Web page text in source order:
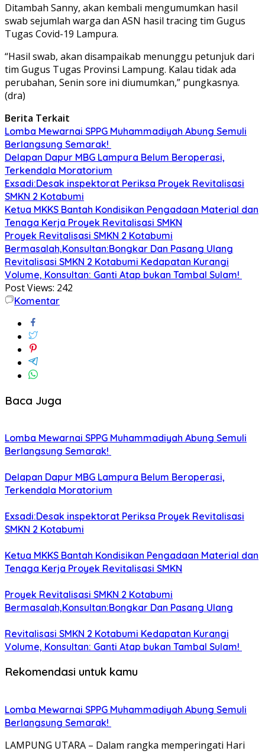
Ditambah Sanny, akan kembali mengumumkan hasil
swab sejumlah warga dan ASN hasil tracing tim Gugus
Tugas Covid-19 Lampura.
“Hasil swab, akan disampaikab menunggu petunjuk dari
tim Gugus Tugas Provinsi Lampung. Kalau tidak ada
perubahan, Senin sore ini diumumkan,” pungkasnya.
(dra)
Berita Terkait
Lomba Mewarnai SPPG Muhammadiyah Abung Semuli
Berlangsung Semarak!
Delapan Dapur MBG Lampura Belum Beroperasi,
Terkendala Moratorium
Exsadi:Desak inspektorat Periksa Proyek Revitalisasi
SMKN 2 Kotabumi
Ketua MKKS Bantah Kondisikan Pengadaan Material dan
Tenaga Kerja Proyek Revitalisasi SMKN
Proyek Revitalisasi SMKN 2 Kotabumi
Bermasalah,Konsultan:Bongkar Dan Pasang Ulang
Revitalisasi SMKN 2 Kotabumi Kedapatan Kurangi
Volume, Konsultan: Ganti Atap bukan Tambal Sulam!
Post Views: 242
Komentar
Baca Juga
Lomba Mewarnai SPPG Muhammadiyah Abung Semuli
Berlangsung Semarak!
Delapan Dapur MBG Lampura Belum Beroperasi,
Terkendala Moratorium
Exsadi:Desak inspektorat Periksa Proyek Revitalisasi
SMKN 2 Kotabumi
Ketua MKKS Bantah Kondisikan Pengadaan Material dan
Tenaga Kerja Proyek Revitalisasi SMKN
Proyek Revitalisasi SMKN 2 Kotabumi
Bermasalah,Konsultan:Bongkar Dan Pasang Ulang
Revitalisasi SMKN 2 Kotabumi Kedapatan Kurangi
Volume, Konsultan: Ganti Atap bukan Tambal Sulam!
Rekomendasi untuk kamu
Lomba Mewarnai SPPG Muhammadiyah Abung Semuli
Berlangsung Semarak!
LAMPUNG UTARA – Dalam rangka memperingati Hari